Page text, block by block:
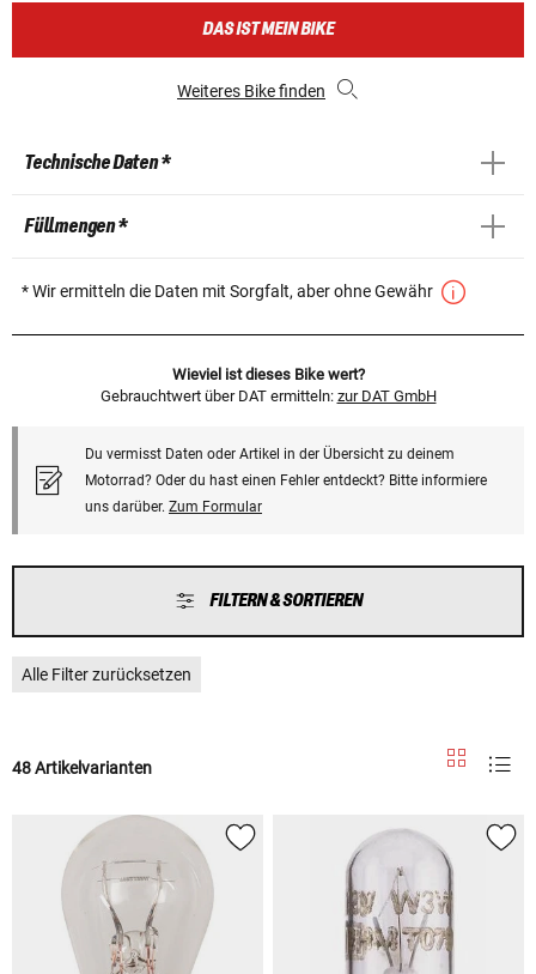
DAS IST MEIN BIKE
Weiteres Bike finden
Technische Daten *
Füllmengen *
* Wir ermitteln die Daten mit Sorgfalt, aber ohne Gewähr
Wieviel ist dieses Bike wert?
Gebrauchtwert über DAT ermitteln: zur DAT GmbH
Du vermisst Daten oder Artikel in der Übersicht zu deinem
Motorrad? Oder du hast einen Fehler entdeckt? Bitte informiere
uns darüber. Zum Formular
FILTERN & SORTIEREN
Alle Filter zurücksetzen
48 Artikelvarianten